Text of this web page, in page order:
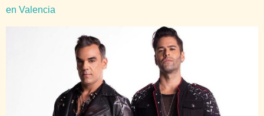
en Valencia